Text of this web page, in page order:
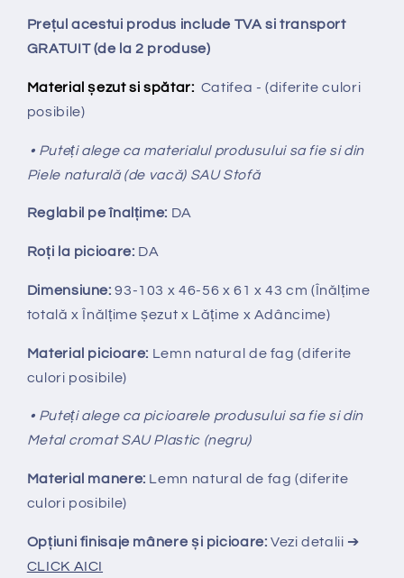
Prețul acestui produs include TVA si transport
GRATUIT (de la 2 produse)
Material șezut si spătar: Catifea - (diferite culori
posibile)
• Puteți alege ca materialul produsului sa fie si din
Piele naturală (de vacă) SAU Stofă
Reglabil peînal țime: DA
Roți la picioare: DA
Dimensiune:93-103 x 46-56 x 61 x 43 cm (Înălțime
totală x Înălțimeșezut x Lățime x Adâncime)
Material picioare: Lemn natural de fag(diferite
culori posibile)
• Puteți alege ca picioarele produsului sa fie si din
Metal cromat SAU Plastic (negru)
Material manere: Lemn natural de fag (diferite
culori posibile)
Opțiuni finisaje mânere și picioare:Vezi detalii ➔
CLICK AICI